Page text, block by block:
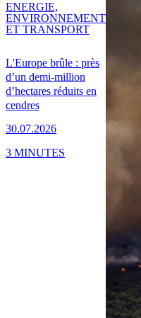
L'Europe brûle : près
d’un demi-million
d’hectares réduits en
cendres
30.07.2026
ENERGIE,
ENVIRONNEMENT
ET TRANSPORT
3 MINUTES